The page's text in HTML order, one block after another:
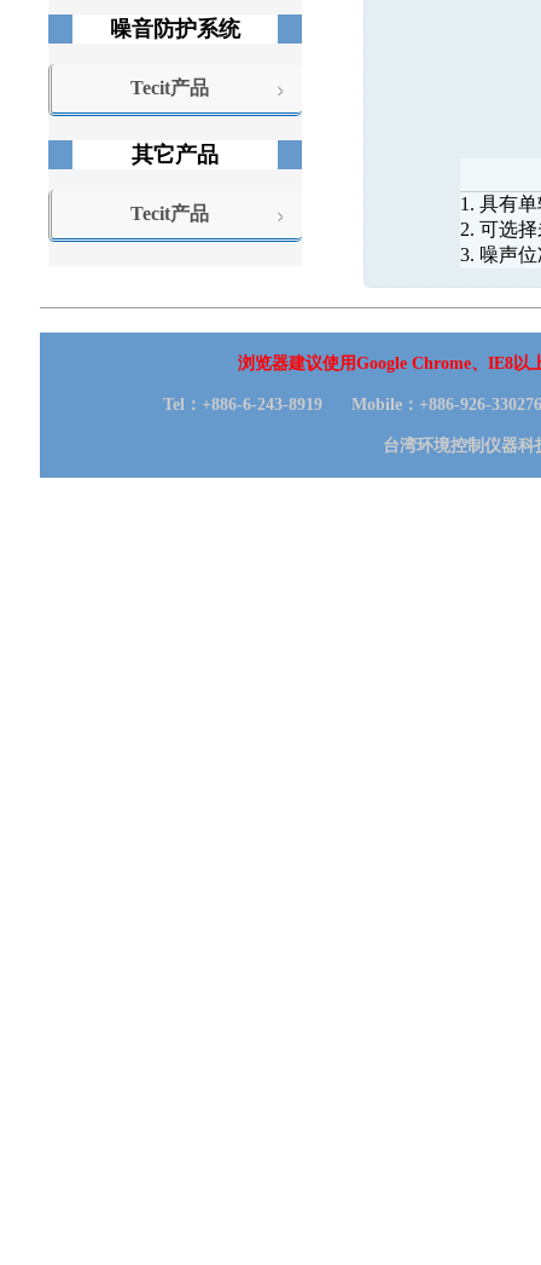
噪音防护系统
Tecit产品
其它产品
Tecit产品
1. 具有
2. 可选
3. 噪声位
浏览器建议使用Google Chrome、IE8
Tel：+886-6-243-8919 Mobile：+886-926-
台湾环境控制仪器